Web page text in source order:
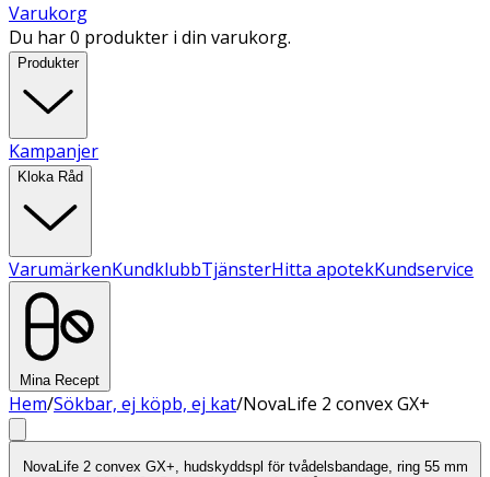
Varukorg
Du har 0 produkter i din varukorg.
Produkter
Kampanjer
Kloka Råd
VarumärkenKundklubbTjänsterHitta apotekKundservice
Mina Recept
Hem/Sökbar, ej köpb, ej kat/NovaLife 2 convex GX+
NovaLife 2 convex GX+, hudskyddspl för tvådelsbandage, ring 55 mm